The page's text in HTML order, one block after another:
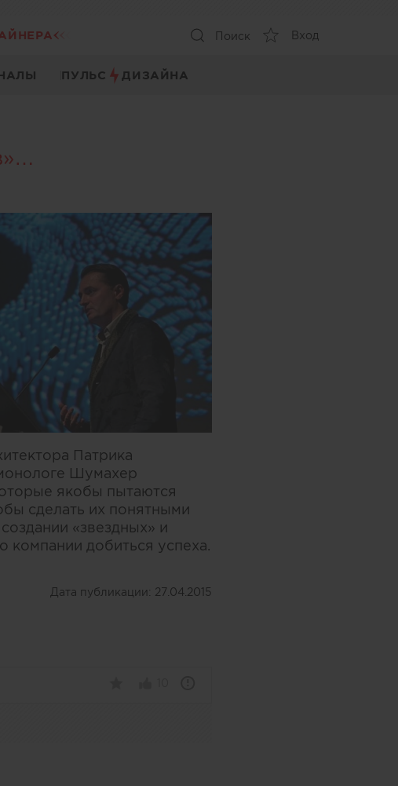
Поиск Вход
ПУЛЬС ДИЗАЙНА
Патрика
Шумахер
якобы пытаются
сделать их понятными
«звездных» и
добиться успеха.
Дата публикации: 27.04.2015